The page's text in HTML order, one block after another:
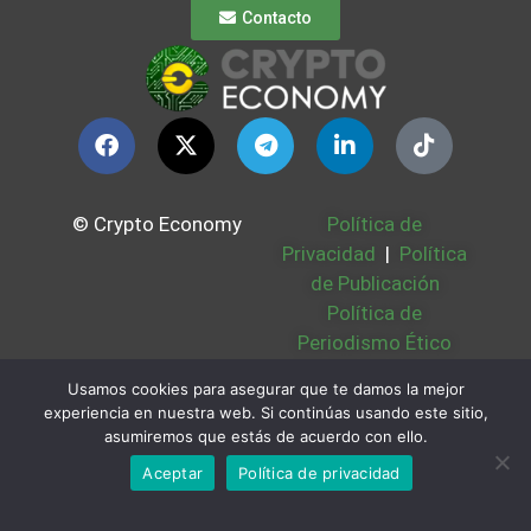
Contacto
© Crypto Economy
Política de
Privacidad | Política
de Publicación
Política de
Periodismo Ético
Bases Legales |
Partners | Sobre
Nosotros
Usamos cookies para asegurar que te damos la mejor
experiencia en nuestra web. Si continúas usando este sitio,
asumiremos que estás de acuerdo con ello.
Aceptar
Política de privacidad